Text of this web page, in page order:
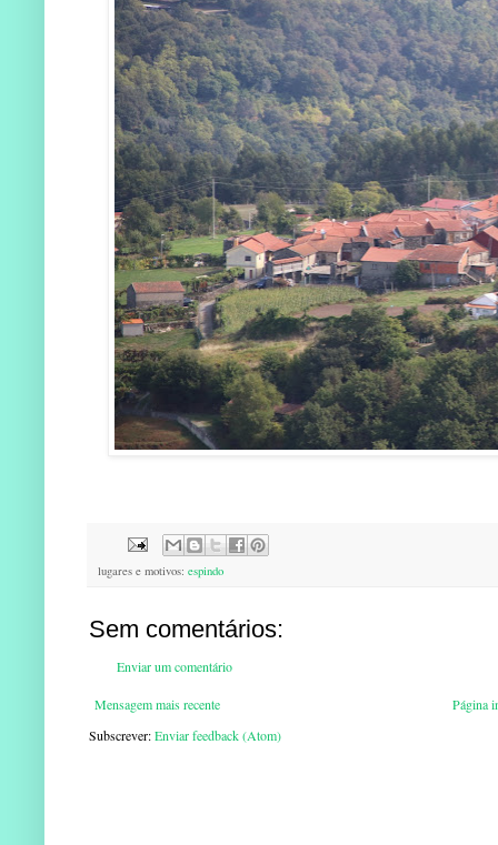
lugares e motivos: espindo
Sem comentários:
Enviar um comentário
Mensagem mais recente
Página
Subscrever:Enviar feedback (Atom)